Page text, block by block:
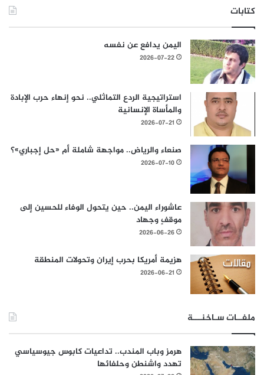
كتابات
اليمن يدافع عن نفسه
2026-07-22
استراتيجية الردع التماثلي.. نحو إنهاء حرب الإبادة
والمأساة الإنسانية
2026-07-21
صنعاء والرياض.. مواجهة شاملة أم «حل إجباري»؟
2026-07-10
عاشوراء اليمن.. حين يتحول الوفاء للحسين إلى
موقفٍ وجهاد
2026-06-26
هزيمة أمريكا بحرب إيران وتحولات المنطقة
2026-06-21
ملفــات سـاخنـــة
هرمز وباب المندب.. تداعيات كابوس جيوسياسي
تهدد واشنطن وحلفائها